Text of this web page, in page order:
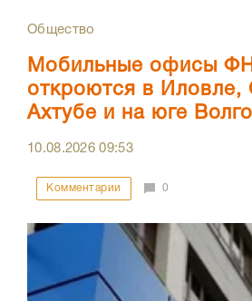
Общество
Мобильные офисы
откроются в Иловле,
Ахтубе и на юге
10.08.202609:53
Комментарии 0